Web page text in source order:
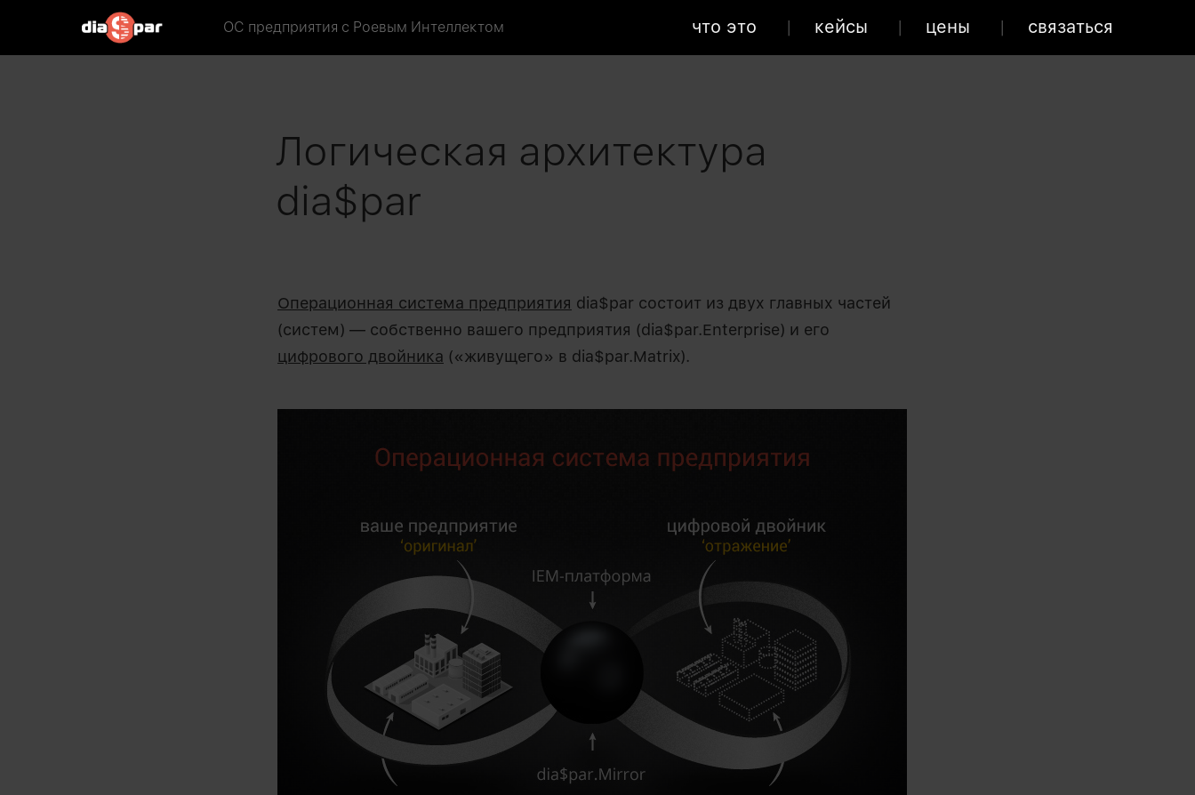
ОС предприятия с Роевым Интеллектом что это кейсы цены связаться
Логическая архитектура
dia$par
Операционная система предприятия dia$par состоит из двух главных частей
(систем) — собственно вашего предприятия (dia$par.Enterprise) и его
цифрового двойника («живущего» в dia$par.Matrix).